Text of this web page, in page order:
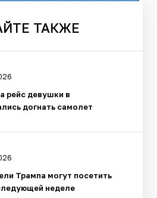
ТАКЖЕ
рейс девушки в
догнать самолет
Трампа могут посетить
неделе